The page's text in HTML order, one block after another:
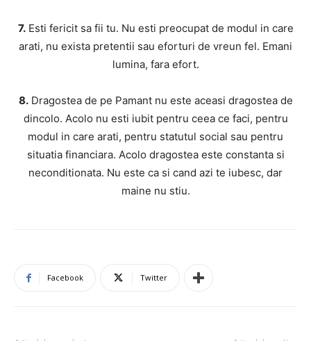
7.Esti fericit sa fii tu. Nu esti preocupat de modul in care
arati, nu exista pretentii sau eforturi de vreun fel. Emani
lumina, fara efort.
8.Dragostea de pe Pamant nu este aceasi dragostea de
dincolo. Acolo nu esti iubit pentru ceea ce faci, pentru
modul in care arati, pentru statutul social sau pentru
situatia financiara. Acolo dragostea este constanta si
neconditionata. Nu este ca si cand azi te iubesc, dar
maine nu stiu.
Facebook Twitter